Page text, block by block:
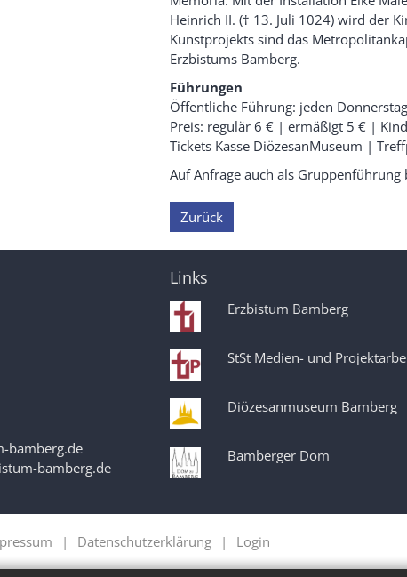
Heinrich II. († 13. Juli 1024) wird der
Kunstprojekts sind das
Erzbistums Bamberg.
Führungen
Öffentliche Führung: jeden
Preis: regulär 6 € | ermäßigt 5 € |
Tickets Kasse DiözesanMuseum |
Auf Anfrage auch als Gruppenführung
Zurück
bamberg.de
bamberg.de
Links
Erzbistum Bamberg
StSt Medien- und
Diözesanmuseum Bamberg
Bamberger Dom
Datenschutzerklärung Login